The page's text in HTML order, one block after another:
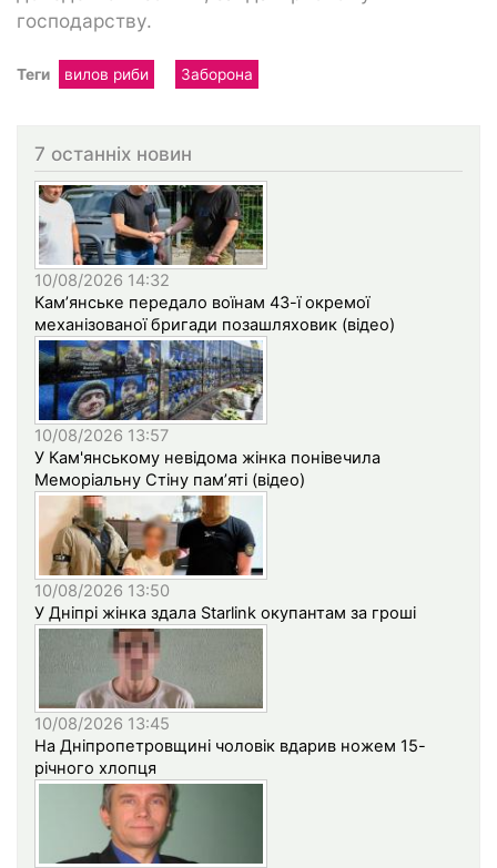
господарству.
Теги вилов риби Заборона
7 останніх новин
10/08/2026 14:32
Кам’янське передало воїнам 43-ї окремої
механізованої бригади позашляховик (відео)
10/08/2026 13:57
У Кам'янському невідома жінка понівечила
Меморіальну Стіну пам’яті (відео)
10/08/2026 13:50
У Дніпрі жінка здала Starlink окупантам за гроші
10/08/2026 13:45
На Дніпропетровщині чоловік вдарив ножем 15-
річного хлопця